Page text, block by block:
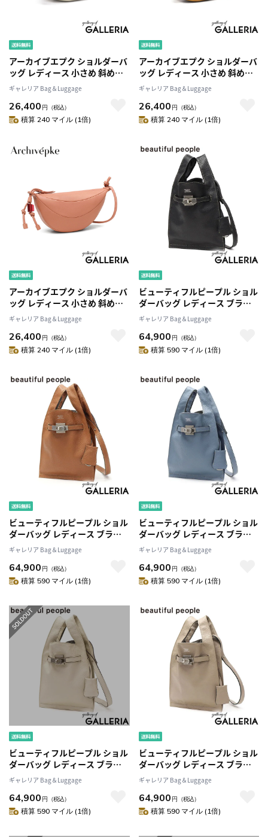
アーカイブエプク ショルダーバ
ッグ レディース 小さめ 斜めが
け 軽量 軽い レザー Archivepke
ミニ ショルダー トート 肩掛け
手持ち 上品 大人 ブランド おし
ゃれ かわいい 3WAY Small
ギャレリア Bag＆Luggage
26,400 円 （税込）
積算 240 マイル (1倍)
アーカイブエプク ショルダーバ
ッグ レディース 小さめ 斜めが
け 軽量 軽い レザー Archivepke
ミニ ショルダー トート 肩掛け
手持ち 上品 大人 ブランド おし
ゃれ かわいい 3WAY Small
ギャレリア Bag＆Luggage
26,400 円 （税込）
積算 240 マイル (1倍)
アーカイブエプク ショルダーバ
ッグ レディース 小さめ 斜めが
け 軽量 軽い レザー Archivepke
ミニ ショルダー トート 肩掛け
手持ち 上品 大人 ブランド おし
ゃれ かわいい 3WAY Small
ギャレリア Bag＆Luggage
26,400 円 （税込）
積算 240 マイル (1倍)
ビューティフルピープル ショル
ダーバッグ レディース ブラン
ド beautiful people バッグ 斜
めがけ 小さめ 軽量 革 本革 牛革
大人 おしゃれ 2WAY 日本製
market shoulder bag in
ギャレリア Bag＆Luggage
64,900 円 （税込）
積算 590 マイル (1倍)
ビューティフルピープル ショル
ダーバッグ レディース ブラン
ド beautiful people バッグ 斜
めがけ 小さめ 軽量 革 本革 牛革
大人 おしゃれ 2WAY 日本製
market shoulder bag in
ギャレリア Bag＆Luggage
64,900 円 （税込）
積算 590 マイル (1倍)
ビューティフルピープル ショル
ダーバッグ レディース ブラン
ド beautiful people バッグ 斜
めがけ 小さめ 軽量 革 本革 牛革
大人 おしゃれ 2WAY 日本製
market shoulder bag in
ギャレリア Bag＆Luggage
64,900 円 （税込）
積算 590 マイル (1倍)
ビューティフルピープル ショル
ダーバッグ レディース ブラン
ド beautiful people バッグ 斜
めがけ 小さめ 軽量 革 本革 牛革
大人 おしゃれ 2WAY 日本製
market shoulder bag in
ギャレリア Bag＆Luggage
64,900 円 （税込）
積算 590 マイル (1倍)
ビューティフルピープル ショル
ダーバッグ レディース ブラン
ド beautiful people バッグ 斜
めがけ 小さめ 軽量 革 本革 牛革
大人 おしゃれ 2WAY 日本製
market shoulder bag in
ギャレリア Bag＆Luggage
64,900 円 （税込）
積算 590 マイル (1倍)